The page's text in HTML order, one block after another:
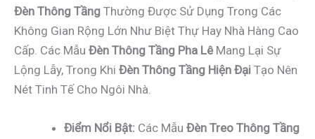
Đèn Thông Tầng Thường Được Sử Dụng Trong Các
Không Gian Rộng Lớn Như Biệt Thự Hay Nhà Hàng Cao
Cấp. Các Mẫu Đèn Thông Tầng Pha LêMang Lại Sự
Lộng Lẫy, Trong Khi Đèn Thông Tầng Hiện Đại Tạo Nên
Nét Tinh Tế Cho Ngôi Nhà.
Điểm Nổi Bật: Các Mẫu Đèn Treo Thông Tầng